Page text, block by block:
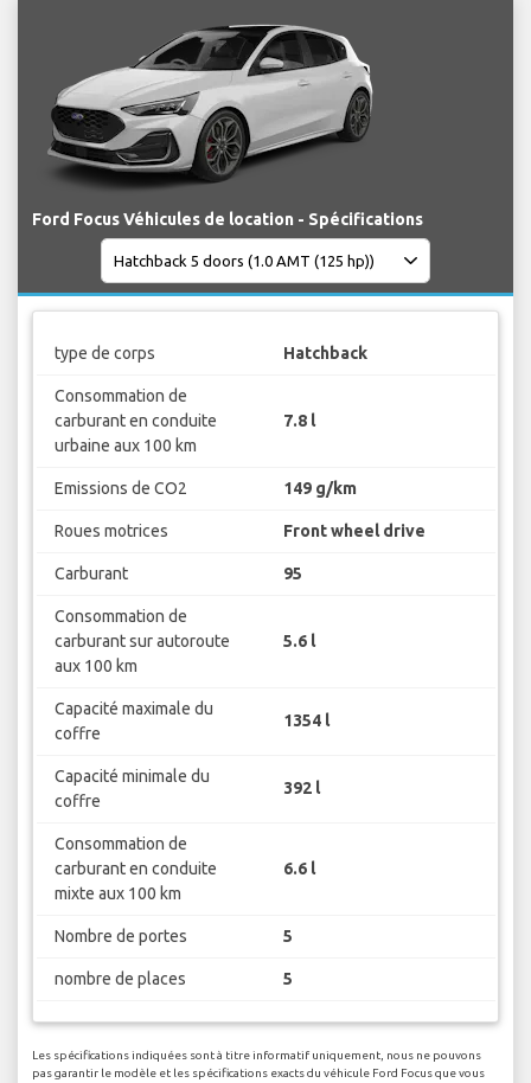
Ford Focus Véhicules de location - Spécifications
type de corps Hatchback
Consommation de
carburant en conduite
urbaine aux 100 km
7.8 l
Emissions de CO2 149 g/km
Roues motrices Front wheel drive
Carburant 95
Consommation de
carburant sur autoroute
aux 100 km
5.6 l
Capacité maximale du
coffre
1354 l
Capacité minimale du
coffre
392 l
Consommation de
carburant en conduite
mixte aux 100 km
6.6 l
Nombre de portes 5
nombre de places 5
Les spécifications indiquées sont à titre informatif uniquement, nous ne pouvons
pas garantir le modèle et les spécifications exacts du véhicule Ford Focus que vous